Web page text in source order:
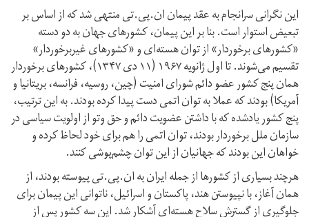
این نگرانی سرانجام به عقد پیمان ان.پی.تی منتهی شد که از اساس بر
تبعیض استوار است. بنا بر این پیمان، کشورهای جهان به دو دسته
«کشورهای برخوردار» از توان هسته‌ای و «کشورهای غیر‌برخوردار»
تقسیم می‌شوند. تا اول ژانویه ۱۹۶۷ (۱۱ دی ۱۳۴۷)، کشورهای برخوردار
همان پنج کشور عضو دائم شورای امنیت (چین، روسیه، فرانسه، بریتانیا و
آمریکا) بودند که عملا به توان اتمی دست پیدا کرده بودند. به این ترتیب،
پنج کشور یادشده که با داشتن عضویت دائم و حق وتو از اولویت سیاسی در
سازمان ملل برخوردار بودند، توان اتمی را هم برای خود لحاظ کرده و
خواهان این بودند که جهانیان از این توان چشم‌پوشی کنند.
هرچند بسیاری از کشورها از جمله ایران به ان.پی.تی پیوسته بودند، از
همان آغاز، با نپیوستن هند، پاکستان و اسرائیل، ناتوانی این پیمان برای